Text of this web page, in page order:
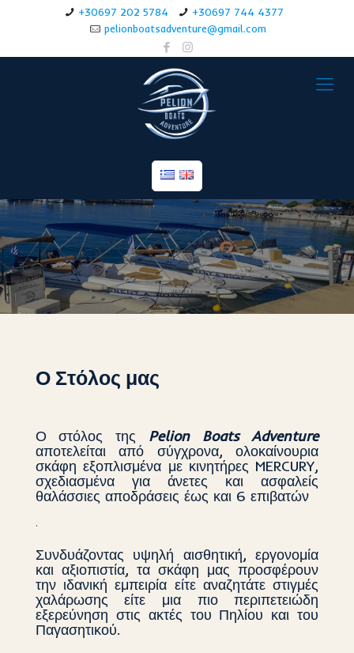
+30697 202 5784
+30697 744 4377
pelionboatsadventure@gmail.com
Ο Στόλος μας
Ο στόλος της Pelion Boats Adventure
αποτελείται από σύγχρονα, ολοκαίνουρια
σκάφη εξοπλισμένα με κινητήρες MERCURY,
σχεδιασμένα για άνετες και ασφαλείς
θαλάσσιες αποδράσεις έως και 6 επιβατών
.
Συνδυάζοντας υψηλή αισθητική, εργονομία
και αξιοπιστία, τα σκάφη μας προσφέρουν
την ιδανική εμπειρία είτε αναζητάτε στιγμές
χαλάρωσης είτε μια πιο περιπετειώδη
εξερεύνηση στις ακτές του Πηλίου και του
Παγασητικού.